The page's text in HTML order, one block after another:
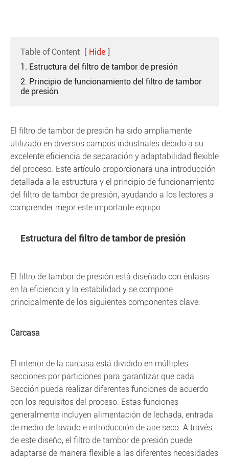
Table of Content [ Hide ]
1. Estructura del filtro de tambor de presión
2. Principio de funcionamiento del filtro de tambor
de presión
El filtro de tambor de presión ha sido ampliamente
utilizado en diversos campos industriales debido a su
excelente eficiencia de separación y adaptabilidad flexible
del proceso. Este artículo proporcionará una introducción
detallada a la estructura y el principio de funcionamiento
del filtro de tambor de presión, ayudando a los lectores a
comprender mejor este importante equipo.
Estructura del filtro de tambor de presión
El filtro de tambor de presión está diseñado con énfasis
en la eficiencia y la estabilidad y se compone
principalmente de los siguientes componentes clave:
Carcasa
El interior de la carcasa está dividido en múltiples
secciones por particiones para garantizar que cada
Sección pueda realizar diferentes funciones de acuerdo
con los requisitos del proceso. Estas funciones
generalmente incluyen alimentación de lechada, entrada
de medio de lavado e introducción de aire seco. A través
de este diseño, el filtro de tambor de presión puede
adaptarse de manera flexible a las diferentes necesidades